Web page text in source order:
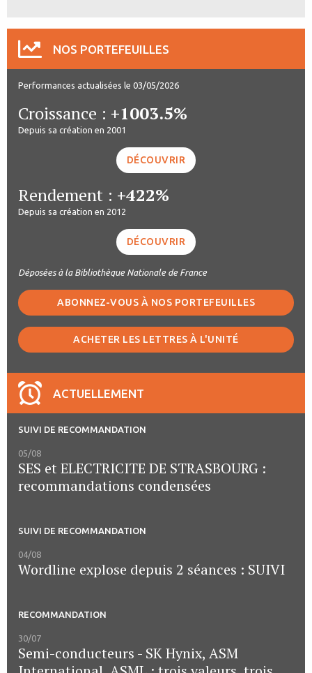
NOS PORTEFEUILLES
Performances actualisées le 03/05/2026
Croissance : +1003.5%
Depuis sa création en 2001
DÉCOUVRIR
Rendement : +422%
Depuis sa création en 2012
DÉCOUVRIR
Déposées à la Bibliothèque Nationale de France
ABONNEZ-VOUS À NOS PORTEFEUILLES
ACHETER LES LETTRES À L'UNITÉ
ACTUELLEMENT
SUIVI DE RECOMMANDATION
05/08
SES et ELECTRICITE DE STRASBOURG :
recommandations condensées
SUIVI DE RECOMMANDATION
04/08
Wordline explose depuis 2 séances : SUIVI
RECOMMANDATION
30/07
Semi-conducteurs - SK Hynix, ASM